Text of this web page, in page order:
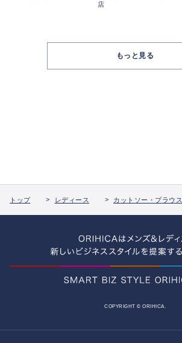
店
もっと見る
トップ レディース カットソー・ブラウス
COPYRIGHT © ORIHICA.